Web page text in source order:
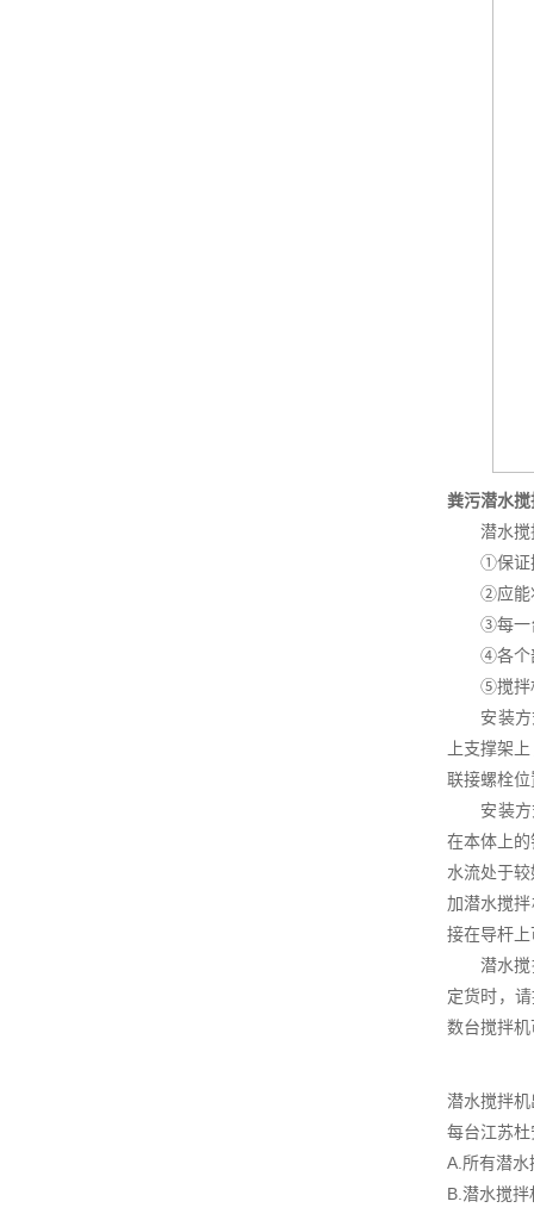
粪污潜水
潜水搅
①保证搅
②应能将
③每一台
④各个部
⑤搅拌机
安装方式
上支撑架
联接螺栓
安装方式
在本体上
水流处于
加潜水搅
接在导杆
潜水搅拌
定货时，
数台搅拌
潜水搅拌
每台江苏
A.所有潜
B.潜水搅